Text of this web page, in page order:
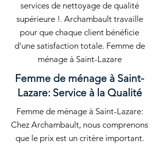
services de nettoyage de qualité
supérieure !. Archambault travaille
pour que chaque client bénéficie
d'une satisfaction totale. Femme de
ménage à Saint-Lazare
Femme de ménage à Saint-
Lazare: Service à la Qualité
Femme de ménage à Saint-Lazare:
Chez Archambault, nous comprenons
que le prix est un critère important.